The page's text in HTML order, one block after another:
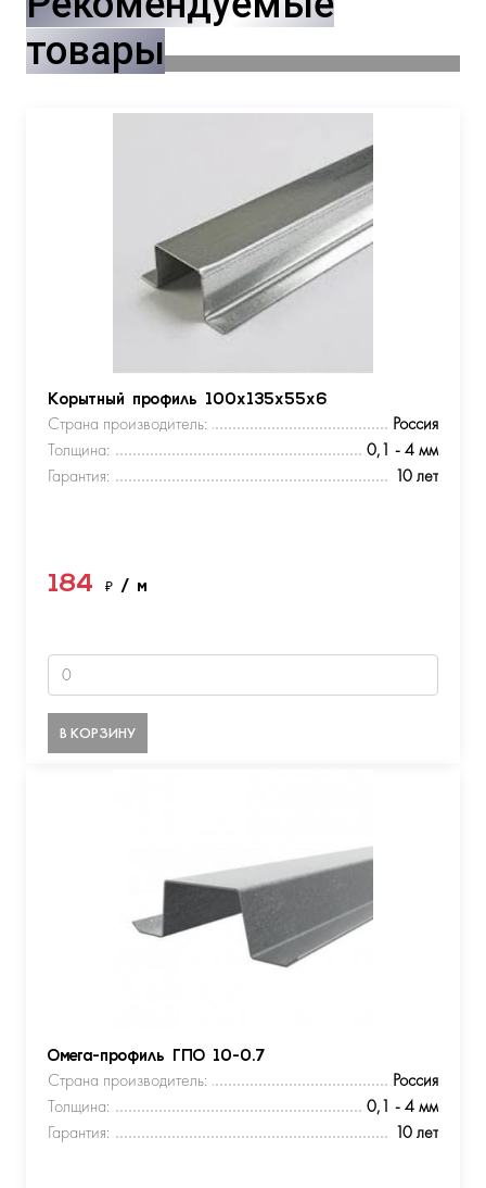
товары
Корытный профиль 100х135х55х6
Страна производитель:
Россия
Толщина:
0,1 - 4 мм
Гарантия:
10 лет
184 ₽ / м
В КОРЗИНУ
Омега-профиль ГПО 10-0.7
Страна производитель:
Россия
Толщина:
0,1 - 4 мм
Гарантия:
10 лет